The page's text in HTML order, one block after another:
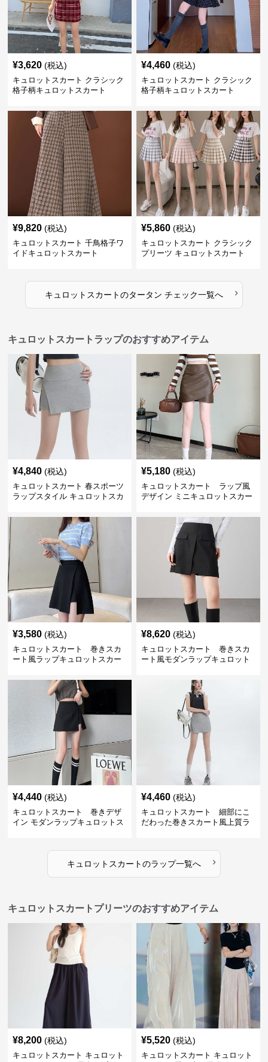
¥3,620 (税込)
キュロットスカート クラシック
格子柄キュロットスカート
¥4,460 (税込)
キュロットスカート クラシック
格子柄キュロットスカート
¥9,820 (税込)
キュロットスカート 千鳥格子ワ
イドキュロットスカート
¥5,860 (税込)
キュロットスカート クラシック
プリーツ キュロットスカート
キュロットスカートのタータン チェック一覧へ ›
キュロットスカートラップのおすすめアイテム
¥4,840 (税込)
キュロットスカート 春スポーツ
ラップスタイル キュロットスカ
¥5,180 (税込)
キュロットスカート ラップ風
デザイン ミニキュロットスカー
¥3,580 (税込)
キュロットスカート 巻きスカ
ート風ラップキュロットスカー
¥8,620 (税込)
キュロットスカート 巻きスカ
ート風モダンラップキュロット
¥4,440 (税込)
キュロットスカート 巻きデザ
イン モダンラップキュロットス
¥4,460 (税込)
キュロットスカート 細部にこ
だわった巻きスカート風上質ラ
キュロットスカートのラップ一覧へ ›
キュロットスカートプリーツのおすすめアイテム
¥8,200 (税込)
キュロットスカート キュロット
¥5,520 (税込)
キュロットスカート キュロット